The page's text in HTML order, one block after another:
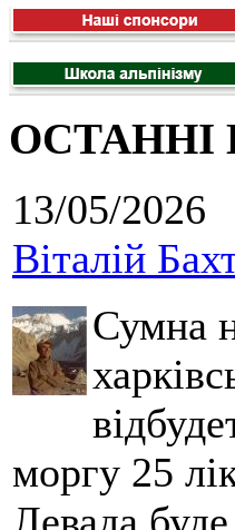
13/05/2026
Віталій
Сумна
моргу 25